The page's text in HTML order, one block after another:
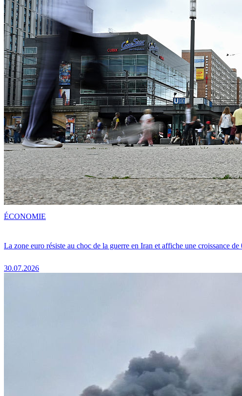
La zone euro résiste au choc de la guerre en Iran et affiche une croissance de
30.07.2026
ÉCONOMIE